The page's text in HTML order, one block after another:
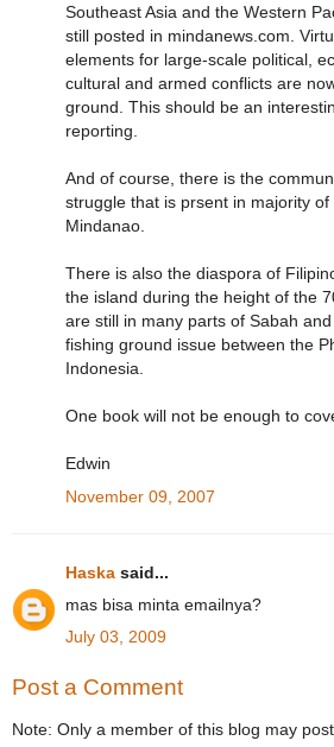
Southeast Asia and the Western
still posted in mindanews.com.
elements for large-scale political,
cultural and armed conflicts are
ground. This should be an
reporting.
And of course, there is the
struggle that is prsent in majority of
Mindanao.
There is also the diaspora of
the island during the height of the
are still in many parts of Sabah
fishing ground issue between the
Indonesia.
One book will not be enough to
Edwin
November 09, 2007
Haska said...
mas bisa minta emailnya?
July 03, 2009
Post a Comment
Note: Only a member of this blog may